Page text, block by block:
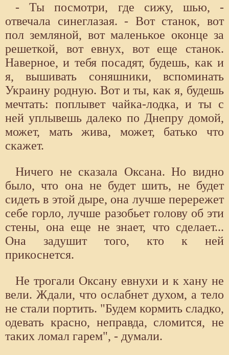
- Ты посмотри, где сижу, шью, -
отвечала синеглазая. - Вот станок, вот
пол земляной, вот маленькое оконце за
решеткой, вот евнух, вот еще станок.
Наверное, и тебя посадят, будешь, как и
я, вышивать соняшники, вспоминать
Украину родную. Вот и ты, как я, будешь
мечтать: поплывет чайка-лодка, и ты с
ней уплывешь далеко по Днепру домой,
может, мать жива, может, батько что
скажет.
Ничего не сказала Оксана. Но видно
было, что она не будет шить, не будет
сидеть в этой дыре, она лучше перережет
себе горло, лучше разобьет голову об эти
стены, она еще не знает, что сделает...
Она задушит того, кто к ней
прикоснется.
Не трогали Оксану евнухи и к хану не
вели. Ждали, что ослабнет духом, а тело
не стали портить. "Будем кормить сладко,
одевать красно, неправда, сломится, не
таких ломал гарем", - думали.